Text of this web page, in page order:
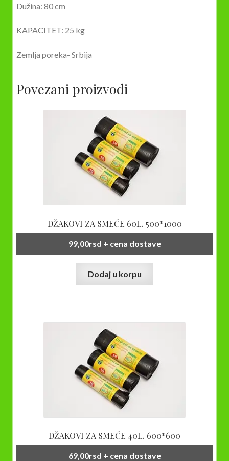
Dužina: 80 cm
KAPACITET: 25 kg
Zemlja poreka- Srbija
Povezani proizvodi
DŽAKOVI ZA SMEĆE 60L. 500*1000
99,00rsd + cena dostave
Dodaj u korpu
DŽAKOVI ZA SMEĆE 40L. 600*600
69,00rsd + cena dostave